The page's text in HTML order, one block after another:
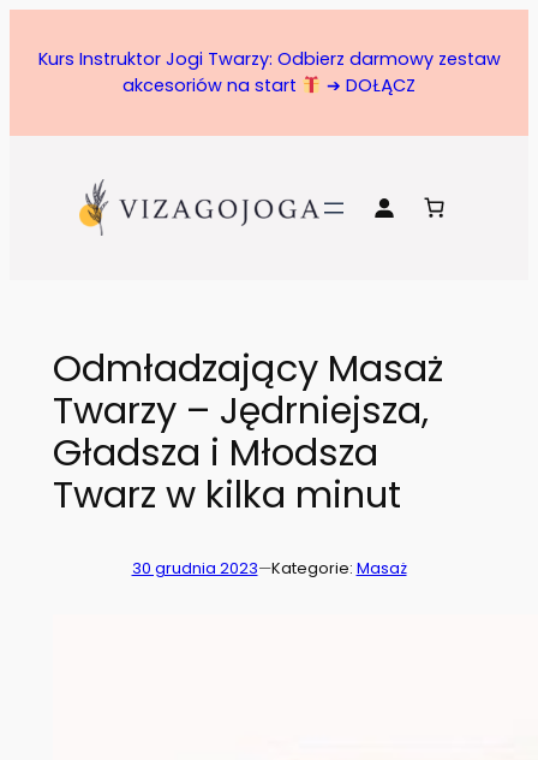
Kurs Instruktor Jogi Twarzy: Odbierz darmowy zestaw
akcesoriów na start
➔ DOŁĄCZ
Odmładzający Masaż
Twarzy – Jędrniejsza,
Gładsza i Młodsza
Twarz w kilka minut
30 grudnia 2023—Kategorie: Masaż